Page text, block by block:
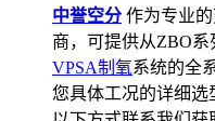
中誉空分 作为专业
商，可提供从ZBO
VPSA制氧系统的全
您具体工况的详细选